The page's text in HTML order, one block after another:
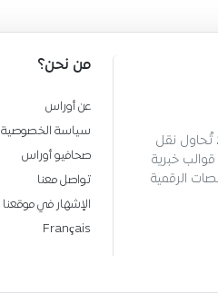
مؤسسة إخبارية جزائرية تأسست سنة 2019 تُحاول نقل
خبرية
الرقمية
من نحن؟
عن أوراس
سياسة الخصوصية
صحافيو أوراس
تواصل معنا
الإشهار في موقعنا
Français